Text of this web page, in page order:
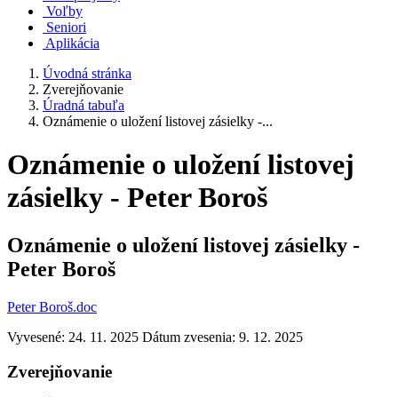
Voľby
Seniori
Aplikácia
Úvodná stránka
Zverejňovanie
Úradná tabuľa
Oznámenie o uložení listovej zásielky -...
Oznámenie o uložení listovej
zásielky - Peter Boroš
Oznámenie o uložení listovej zásielky -
Peter Boroš
Peter Boroš.doc
Vyvesené: 24. 11. 2025 Dátum zvesenia: 9. 12. 2025
Zverejňovanie